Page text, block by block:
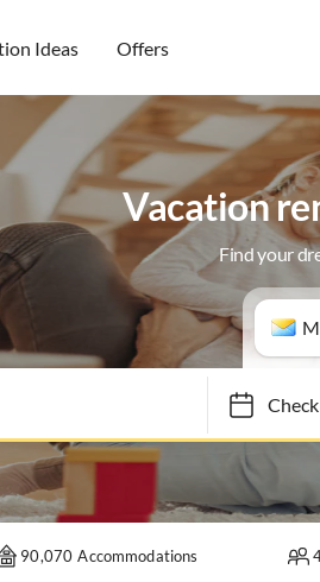
Ideas Offers
Vacation
Find your
Check
90,070 Accommodations